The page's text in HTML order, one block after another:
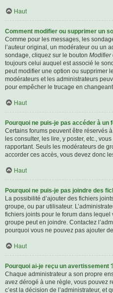
Haut
Comment modifier ou supprimer un
Comme pour les messages, les
l’auteur original, un modérateur ou un
sondage, cliquez sur le bouton Modifier
toujours celui auquel est associé le
peut modifier une option ou supprimer
modérateurs et les administrateurs
pour empêcher le trucage en
Haut
Pourquoi ne puis-je pas accéder à un
Certains forums peuvent être réservés
les consulter, les lire, y poster, etc.,
rapportant. Seuls les modérateurs de
accorder ces accès, vous devez donc
Haut
Pourquoi ne puis-je pas joindre des
La possibilité d’ajouter des fichiers
groupe, ou par utilisateur.
fichiers joints pour le forum dans
groupe peut en joindre. Contactez
pourquoi vous ne pouvez pas ajouter
Haut
Pourquoi ai-je reçu un avertissement
Chaque administrateur a son propre
avez dérogé à une règle, vous pouvez
c’est la décision de l’administrateur, et